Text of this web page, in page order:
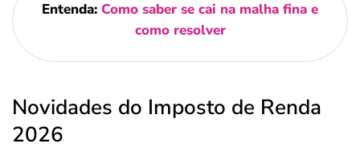
Entenda: Como saber se cai na malha fina e
como resolver
Novidades do Imposto de Renda
2026